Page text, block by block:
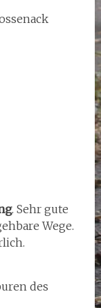
. Sehr gute
Wege.
des